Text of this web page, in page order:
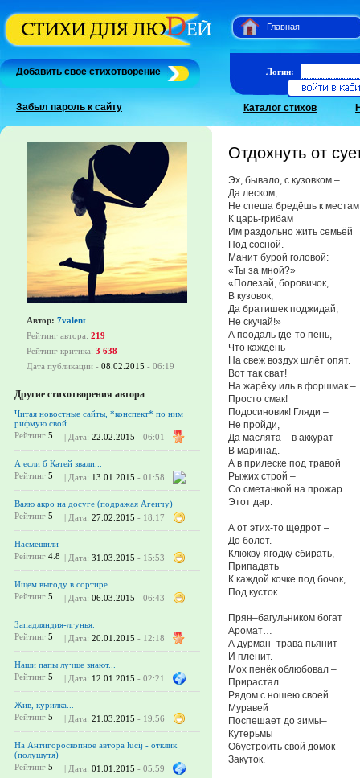
Главная
Добавить свое стихотворение
Забыл пароль к сайту
Логин:
Каталог стихов
Автор: 7valent
Рейтинг автора: 219
Рейтинг критика: 3 638
Дата публикации - 08.02.2015 - 06:19
Другие стихотворения автора
Читая новостные сайты, *конспект* по ним
рифмую свой
Рейтинг 5 | Дата: 22.02.2015 - 06:01
А если б Катей звали...
Рейтинг 5 | Дата: 13.01.2015 - 01:58
Ваяю акро на досуге (подражая Агеичу)
Рейтинг 5 | Дата: 27.02.2015 - 18:17
Насмешили
Рейтинг 4.8 | Дата: 31.03.2015 - 15:53
Ищем выгоду в сортире...
Рейтинг 5 | Дата: 06.03.2015 - 06:43
Западляндия-лгунья.
Рейтинг 5 | Дата: 20.01.2015 - 12:18
Наши папы лучше знают...
Рейтинг 5 | Дата: 12.01.2015 - 02:21
Жив, курилка...
Рейтинг 5 | Дата: 21.03.2015 - 19:56
На Антигороскопное автора lucij - отклик
(полушутя)
Рейтинг 5 | Дата: 01.01.2015 - 05:59
Отдохнуть от
Эх, бывало, с кузовком –
Да леском,
Не спеша бредёшь к
К царь-грибам
Им раздольно жить семьёй
Под сосной.
Манит бурой головой:
«Ты за мной?»
«Полезай, боровичок,
В кузовок,
Да братишек поджидай,
Не скучай!»
А поодаль где-то пень,
Что каждень
На свеж воздух шлёт опят.
Вот так сват!
На жарёху иль в форшмак –
Просто смак!
Подосиновик! Гляди –
Не пройди,
Да маслята – в аккурат
В маринад.
А в прилеске под травой
Рыжих строй –
Со сметанкой на прожар
Этот дар.
А от этих-то щедрот –
До болот.
Клюкву-ягодку сбирать,
Припадать
К каждой кочке под бочок,
Под кусток.
Прян–багульником богат
Аромат…
А дурман–трава пьянит
И пленит.
Мох пенёк облюбовал –
Прирастал.
Рядом с ношею своей
Муравей
Поспешает до зимы–
Кутерьмы
Обустроить свой домок–
Закуток.